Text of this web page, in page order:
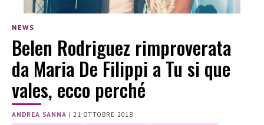
NEWS
Belen Rodriguez rimproverata
da Maria De Filippi a Tu si que
vales, ecco perché
ANDREA SANNA |21 OTTOBRE 2018